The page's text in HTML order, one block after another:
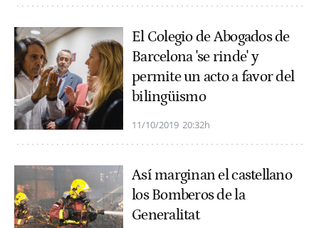
El Colegio de Abogados de
Barcelona 'se rinde' y
permite un acto a favor del
bilingüismo
11/10/2019 20:32h
Así marginan el castellano
los Bomberos de la
Generalitat